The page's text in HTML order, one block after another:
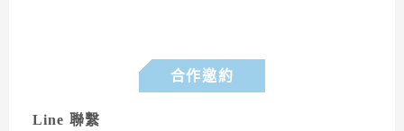
合作邀約
Line 聯繫